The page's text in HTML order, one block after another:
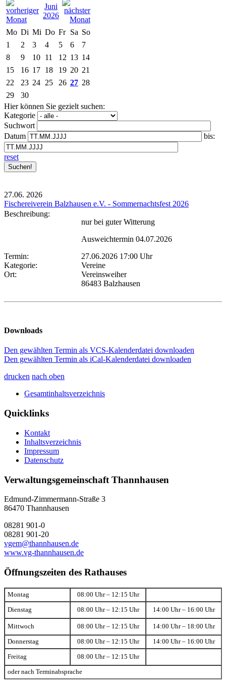
Juni
2026
Mo Di Mi Do Fr Sa So
1
2 3 4 5 6
7
8
9 10 11 12 13 14
15
16 17 18 19 20 21
22
23 24 25 26 27 28
29
30
Hier können Sie gezielt suchen:
Kategorie
Suchwort
Datum
bis:
reset
27.06. 2026
Fischereiverein Balzhausen e.V. - Sommernachtsfest 2026
Beschreibung:
nur bei guter Witterung
Ausweichtermin 04.07.2026
Termin:
27.06.2026 17:00 Uhr
Kategorie:
Vereine
Ort:
Vereinsweiher
86483 Balzhausen
Downloads
Den gewählten Termin als VCS-Kalenderdatei downloaden
Den gewählten Termin als iCal-Kalenderdatei downloaden
drucken nach oben
Gesamtinhaltsverzeichnis
Quicklinks
Kontakt
Inhaltsverzeichnis
Impressum
Datenschutz
Verwaltungsgemeinschaft Thannhausen
Edmund-Zimmermann-Straße 3
86470 Thannhausen
08281 901-0
08281 901-20
vgem@thannhausen.de
www.vg-thannhausen.de
Öffnungszeiten des Rathauses
Montag 08:00 Uhr – 12:15 Uhr
Dienstag 08:00 Uhr – 12:15 Uhr 14:00 Uhr – 16:00 Uhr
Mittwoch 08:00 Uhr – 12:15 Uhr 14:00 Uhr – 18:00 Uhr
Donnerstag 08:00 Uhr – 12:15 Uhr 14:00 Uhr – 16:00 Uhr
Freitag 08:00 Uhr – 12:15 Uhr
oder nach Terminabsprache